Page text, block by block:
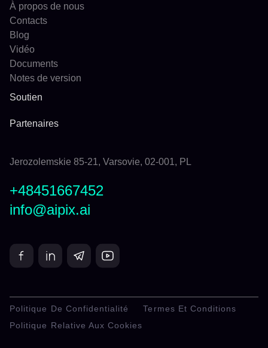
À propos de nous
Contacts
Blog
Vidéo
Documents
Notes de version
Soutien
Partenaires
Jerozolemskie 85-21, Varsovie, 02-001, PL
+48451667452
info@aipix.ai
Politique De Confidentialité
Termes Et Conditions
Politique Relative Aux Cookies